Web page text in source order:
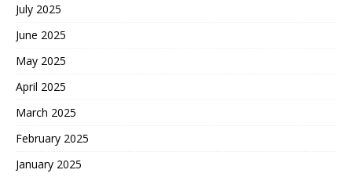
July 2025
June 2025
May 2025
April 2025
March 2025
February 2025
January 2025